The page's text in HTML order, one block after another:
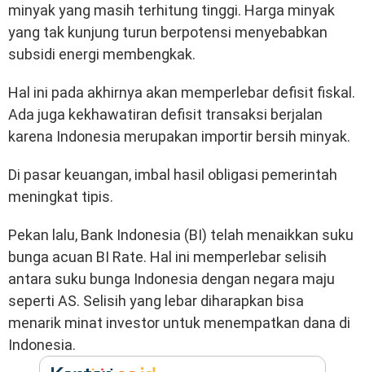
minyak yang masih terhitung tinggi. Harga minyak
yang tak kunjung turun berpotensi menyebabkan
subsidi energi membengkak.
Hal ini pada akhirnya akan memperlebar defisit fiskal.
Ada juga kekhawatiran defisit transaksi berjalan
karena Indonesia merupakan importir bersih minyak.
Di pasar keuangan, imbal hasil obligasi pemerintah
meningkat tipis.
Pekan lalu, Bank Indonesia (BI) telah menaikkan suku
bunga acuan BI Rate. Hal ini memperlebar selisih
antara suku bunga Indonesia dengan negara maju
seperti AS. Selisih yang lebar diharapkan bisa
menarik minat investor untuk menempatkan dana di
Indonesia.